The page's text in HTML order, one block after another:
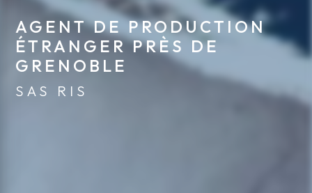
AGENT DE PRODUCTION
ÉTRANGER PRÈS DE
GRENOBLE
SAS RIS